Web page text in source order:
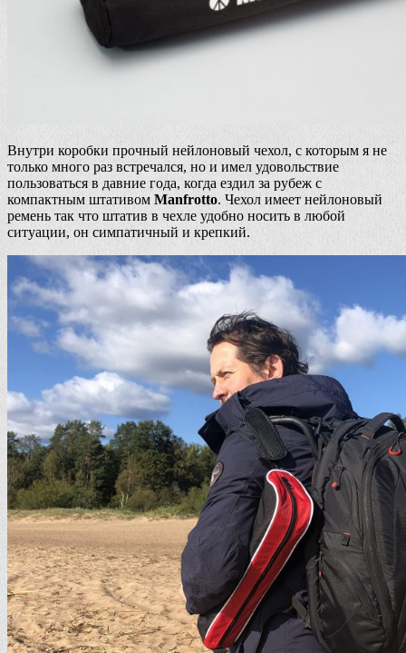
Внутри коробки прочный нейлоновый чехол, с которым я не
только много раз встречался, но и имел удовольствие
пользоваться в давние года, когда ездил за рубеж с
компактным штативом Manfrotto. Чехол имеет нейлоновый
ремень так что штатив в чехле удобно носить в любой
ситуации, он симпатичный и крепкий.